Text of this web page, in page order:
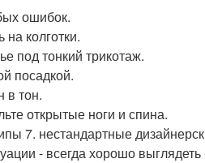
ошибок.
на колготки.
под тонкий трикотаж.
посадкой.
в тон.
открытые ноги и спина.
7. нестандартные
- всегда хорошо